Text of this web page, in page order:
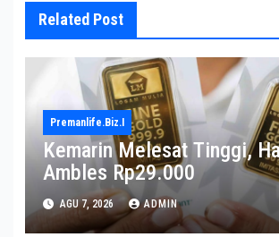
Related Post
Premanlife.biz.i
Kemarin Melesat Tinggi,
Ambles Rp29.000
AGU 7, 2026 ADMIN